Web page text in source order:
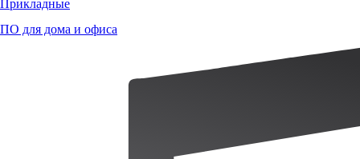
Прикладные
ПО для дома и офиса